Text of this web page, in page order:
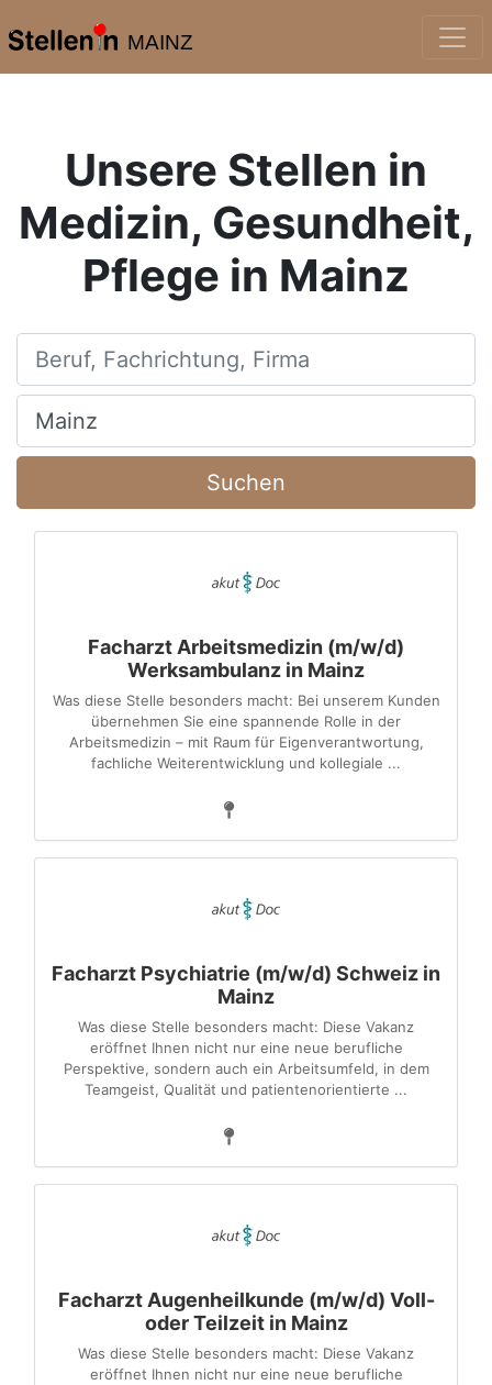
MAINZ
Unsere Stellen in
Medizin, Gesundheit,
Pflege in Mainz
Beruf, Fachrichtung, Firma
Ort, Stadt
Suchen
Facharzt Arbeitsmedizin (m/w/d)
Werksambulanz in Mainz
Was diese Stelle besonders macht: Bei unserem Kunden
übernehmen Sie eine spannende Rolle in der
Arbeitsmedizin – mit Raum für Eigenverantwortung,
fachliche Weiterentwicklung und kollegiale ...
Facharzt Psychiatrie (m/w/d) Schweiz in
Mainz
Was diese Stelle besonders macht: Diese Vakanz
eröffnet Ihnen nicht nur eine neue berufliche
Perspektive, sondern auch ein Arbeitsumfeld, in dem
Teamgeist, Qualität und patientenorientierte ...
Facharzt Augenheilkunde (m/w/d) Voll-
oder Teilzeit in Mainz
Was diese Stelle besonders macht: Diese Vakanz
eröffnet Ihnen nicht nur eine neue berufliche